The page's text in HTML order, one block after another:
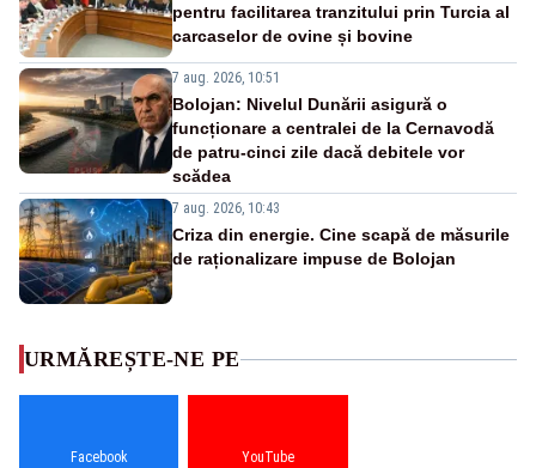
pentru facilitarea tranzitului prin Turcia al
carcaselor de ovine și bovine
7 aug. 2026, 10:51
Bolojan: Nivelul Dunării asigură o
funcționare a centralei de la Cernavodă
de patru-cinci zile dacă debitele vor
scădea
7 aug. 2026, 10:43
Criza din energie. Cine scapă de măsurile
de raționalizare impuse de Bolojan
URMĂREȘTE-NE PE
Facebook YouTube